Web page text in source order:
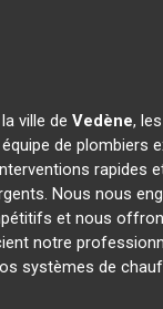
ville de Vedène,
de plombiers
rapides
Nous nous
et nous
notre
systèmes de